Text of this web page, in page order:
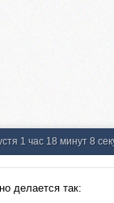
1 час 18 минут 8
делается так: